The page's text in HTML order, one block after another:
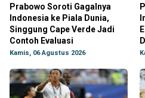
Prabowo Soroti Gagalnya
Indonesia ke Piala Dunia,
Singgung Cape Verde Jadi
Contoh Evaluasi
Kamis, 06 Agustus 2026